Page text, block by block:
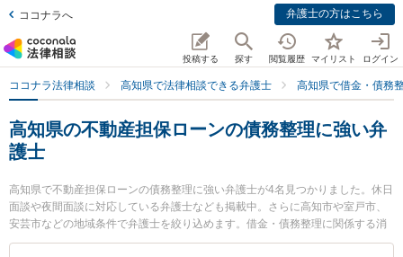
ココナラへ 弁護士の方はこちら
投稿する 探す 閲覧履歴 マイリスト ログイン
ココナラ法律相談 高知県で法律相談できる弁護士 高知県で借金・債務
高知県の不動産担保ローンの債務整理に強い弁
護士
高知県で不動産担保ローンの債務整理に強い弁護士が4名見つかりました。休日
面談や夜間面談に対応している弁護士なども掲載中。さらに高知市や室戸市、
安芸市などの地域条件で弁護士を絞り込めます。借金・債務整理に関係する消
費者金融の債務整理やクレジット会社の債務整理、リボ払いの債務整理等の細